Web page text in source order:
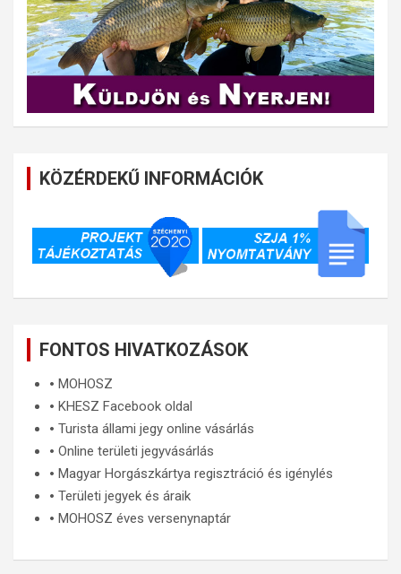
KÖZÉRDEKŰ INFORMÁCIÓK
FONTOS HIVATKOZÁSOK
🞄 MOHOSZ
🞄 KHESZ Facebook oldal
🞄 Turista állami jegy online vásárlás
🞄 Online területi jegyvásárlás
🞄 Magyar Horgászkártya regisztráció és igénylés
🞄 Területi jegyek és áraik
🞄 MOHOSZ éves versenynaptár